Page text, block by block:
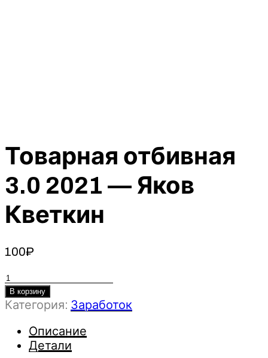
Товарная отбивная
3.0 2021 — Яков
Кветкин
100₽
Количество
товара
Товарная
3.0
2021
В корзину
Категория: Заработок
Описание
Детали